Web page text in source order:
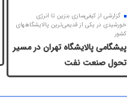
گزارشی از کیفی‌سازی بنزین تا انرژی
خورشیدی در یکی از قدیمی‌ترین پالایشگاه­های
کشور
پیشگامی پالایشگاه تهران در مسیر
تحول صنعت نفت